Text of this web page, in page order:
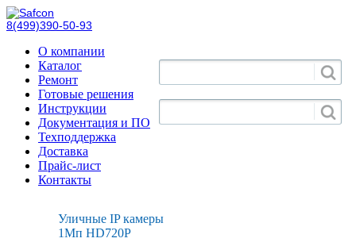
8(499)390-50-93
О компании
Каталог
Ремонт
Готовые решения
Инструкции
Документация и ПО
Техподдержка
Доставка
Прайс-лист
Контакты
Уличные IP камеры
1Мп HD720P